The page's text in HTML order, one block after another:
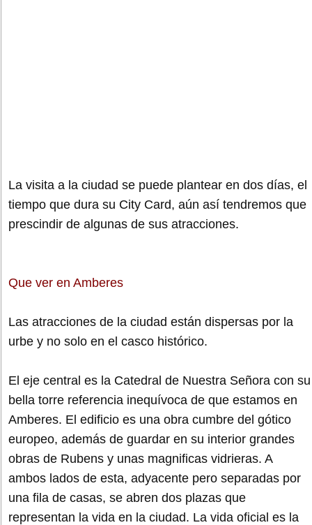
La visita a la ciudad se puede plantear en dos días, el
tiempo que dura su City Card, aún así tendremos que
prescindir de algunas de sus atracciones.
Que ver en Amberes
Las atracciones de la ciudad están dispersas por la
urbe y no solo en el casco histórico.
El eje central es la Catedral de Nuestra Señora con su
bella torre referencia inequívoca de que estamos en
Amberes. El edificio es una obra cumbre del gótico
europeo, además de guardar en su interior grandes
obras de Rubens y unas magnificas vidrieras. A
ambos lados de esta, adyacente pero separadas por
una fila de casas, se abren dos plazas que
representan la vida en la ciudad. La vida oficial es la